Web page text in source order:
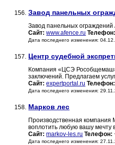
156. Завод панельных
Завод панельных
Сайт: www.afence.ru Телефон:
Дата последнего изменения:
157. Центр судебной
Компания «ЦСЭ Рособщемаш»
заключений. Предлагаем
Сайт: expertportal.ru Телефон:
Дата последнего изменения:
158. Марков лес
Производственная компания
воплотить любую вашу мечту
Сайт: markov-les.ru Телефон:
Дата последнего изменения: